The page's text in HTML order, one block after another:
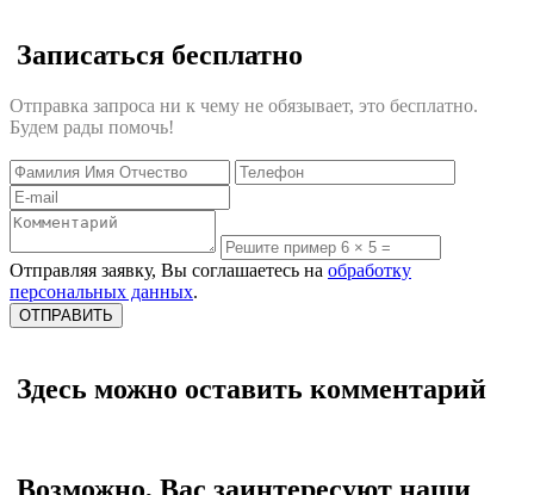
Записаться бесплатно
Отправка запроса ни к чему не обязывает, это бесплатно.
Будем рады помочь!
Отправляя заявку, Вы соглашаетесь на обработку
персональных данных.
Здесь можно оставить комментарий